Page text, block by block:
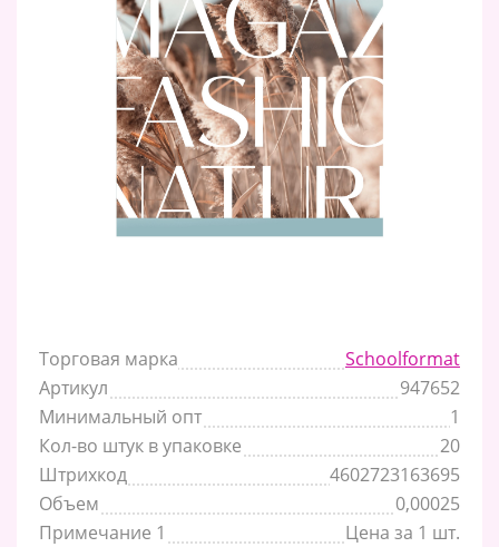
Торговая марка
Schoolformat
Артикул
947652
Минимальный опт
1
Кол-во штук в упаковке
20
Штрихкод
4602723163695
Объем
0,00025
Примечание 1
Цена за 1 шт.